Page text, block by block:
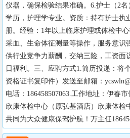
仪器，确保检验结果准确。6.护士（2
学历，护理学专业。资质：持有护士执
册。经验：1年以上临床护理或体检中
采血、生命体征测量等操作，服务意识
供行业竞争力薪酬，交纳三险，工资面
日福利。三、应聘方式1.简历投递：将
资格证书复印件）发送至邮箱：
电话：186458507063.工作地址：伊春
欣康体检中心（原弘基酒店）欣康体检
共同为大众健康保驾护航！万主任